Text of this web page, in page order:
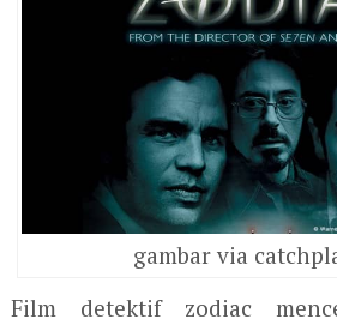
gambar via
Film detektif zodiac